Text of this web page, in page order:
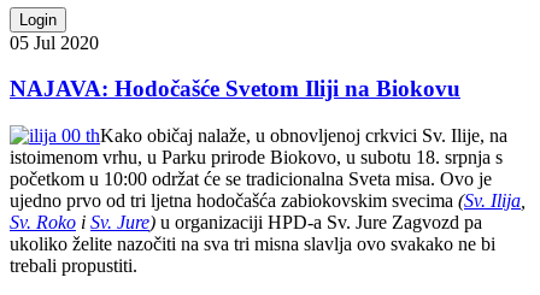
05 Jul 2020
NAJAVA: Hodočašće Svetom Iliji na Biokovu
Kako običaj nalaže, u obnovljenoj crkvici Sv. Ilije, na
istoimenom vrhu, u Parku prirode Biokovo, u subotu 18. srpnja s
početkom u 10:00 održat će se tradicionalna Sveta misa. Ovo je
ujedno prvo od tri ljetna hodočašća zabiokovskim svecima (Sv. Ilija
Sv. Roko i Sv. Jure) u organizaciji HPD-a Sv. Jure Zagvozd pa
ukoliko želite nazočiti na sva tri misna slavlja ovo svakako ne bi
trebali propustiti.